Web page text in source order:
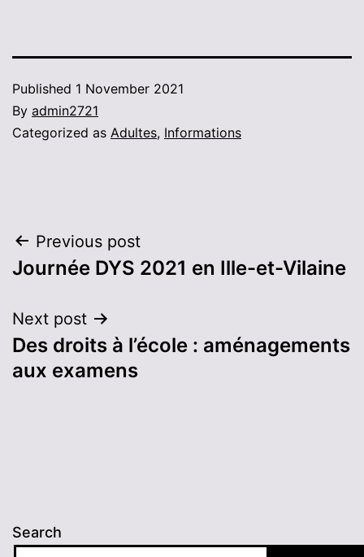
Published 1 November 2021
By admin2721
Categorized as Adultes, Informations
Post
navigation
Previous post
Journée DYS 2021 en Ille-et-Vilaine
Next post
Des droits à l’école : aménagements
aux examens
Search